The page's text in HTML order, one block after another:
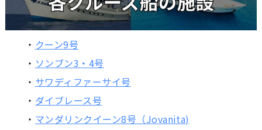
・ クーン9号
・ ソンブン3・4号
・ サワディファーサイ号
・ ダイブレース号
・ マンダリンクイーン8号（Jovanita)